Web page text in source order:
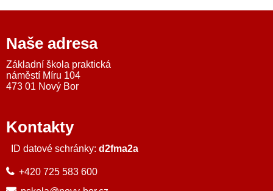
Naše adresa
Základní škola praktická
náměstí Míru 104
473 01 Nový Bor
Kontakty
ID datové schránky: d2fma2a
+420 725 583 600